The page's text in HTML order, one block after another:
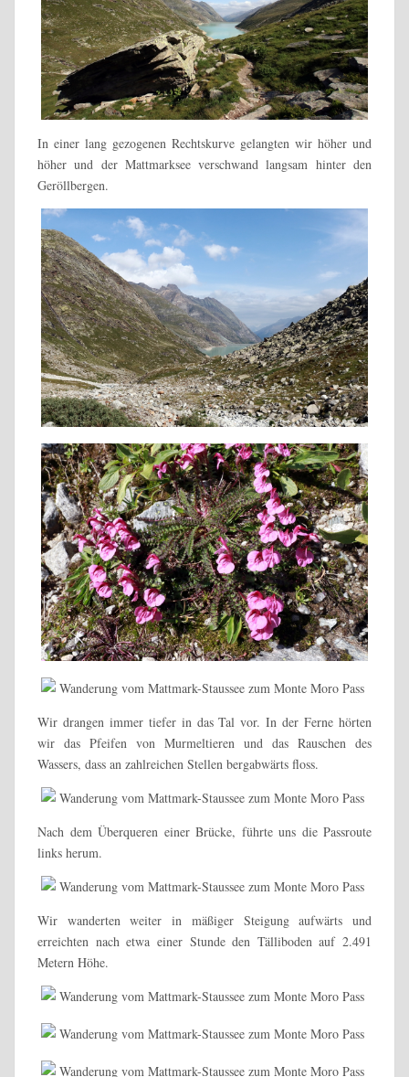
In einer lang gezogenen Rechtskurve gelangten wir höher und
höher und der Mattmarksee verschwand langsam hinter den
Geröllbergen.
Wir drangen immer tiefer in das Tal vor. In der Ferne hörten
wir das Pfeifen von Murmeltieren und das Rauschen des
Wassers, dass an zahlreichen Stellen bergabwärts floss.
Nach dem Überqueren einer Brücke, führte uns die Passroute
links herum.
Wir wanderten weiter in mäßiger Steigung aufwärts und
erreichten nach etwa einer Stunde den Tälliboden auf 2.491
Metern Höhe.